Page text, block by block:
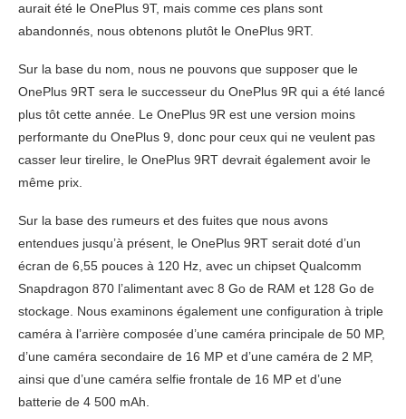
aurait été le OnePlus 9T, mais comme ces plans sont
abandonnés, nous obtenons plutôt le OnePlus 9RT.
Sur la base du nom, nous ne pouvons que supposer que le
OnePlus 9RT sera le successeur du OnePlus 9R qui a été lancé
plus tôt cette année. Le OnePlus 9R est une version moins
performante du OnePlus 9, donc pour ceux qui ne veulent pas
casser leur tirelire, le OnePlus 9RT devrait également avoir le
même prix.
Sur la base des rumeurs et des fuites que nous avons
entendues jusqu’à présent, le OnePlus 9RT serait doté d’un
écran de 6,55 pouces à 120 Hz, avec un chipset Qualcomm
Snapdragon 870 l’alimentant avec 8 Go de RAM et 128 Go de
stockage. Nous examinons également une configuration à triple
caméra à l’arrière composée d’une caméra principale de 50 MP,
d’une caméra secondaire de 16 MP et d’une caméra de 2 MP,
ainsi que d’une caméra selfie frontale de 16 MP et d’une
batterie de 4 500 mAh.